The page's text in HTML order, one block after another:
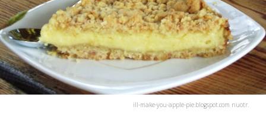
APIE MANE
PSICHOLOGIJA
HOROSKOPAI
ill-make-you-apple-pie.blogspot.com nuotr.